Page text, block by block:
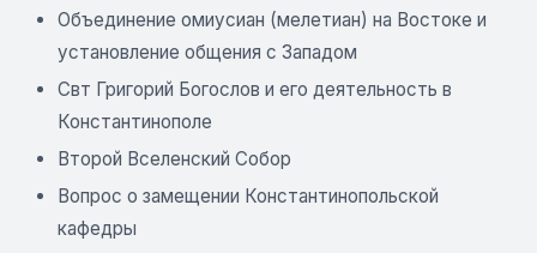
Объединение омиусиан (мелетиан) на Востоке и
установление общения с Западом
Свт Григорий Богослов и его деятельность в
Константинополе
Второй Вселенский Собор
Вопрос о замещении Константинопольской
кафедры